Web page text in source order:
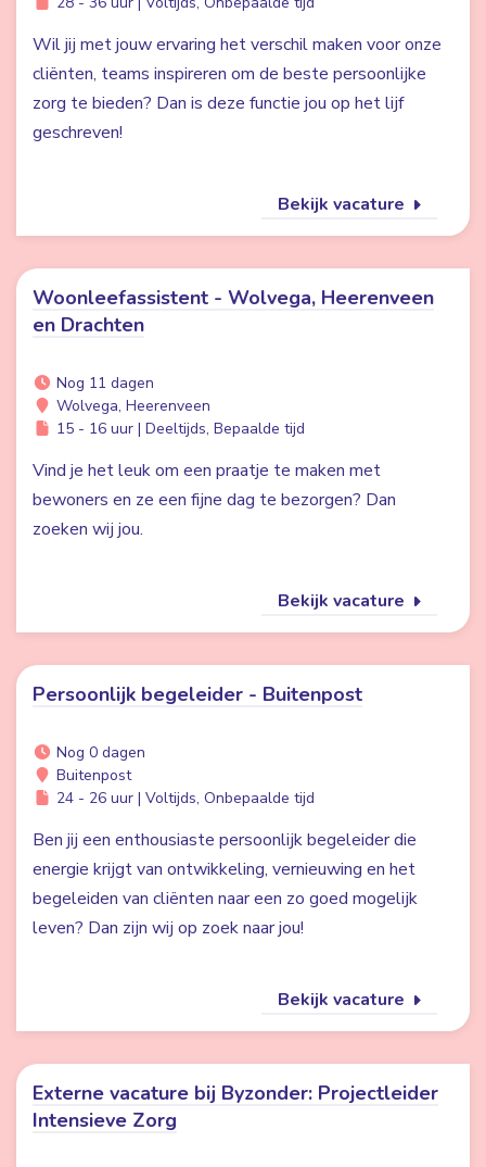
Wil jij met jouw ervaring het verschil maken voor onze
cliënten, teams inspireren om de beste persoonlijke
zorg te bieden? Dan is deze functie jou op het lijf
geschreven!
Bekijk vacature
Woonleefassistent - Wolvega, Heerenveen
en Drachten
Nog 11 dagen
Wolvega, Heerenveen
15 - 16 uur | Deeltijds, Bepaalde tijd
Vind je het leuk om een praatje te maken met
bewoners en ze een fijne dag te bezorgen? Dan
zoeken wij jou.
Bekijk vacature
Persoonlijk begeleider - Buitenpost
Nog 0 dagen
Buitenpost
24 - 26 uur | Voltijds, Onbepaalde tijd
Ben jij een enthousiaste persoonlijk begeleider die
energie krijgt van ontwikkeling, vernieuwing en het
begeleiden van cliënten naar een zo goed mogelijk
leven? Dan zijn wij op zoek naar jou!
Bekijk vacature
Externe vacature bij Byzonder: Projectleider
Intensieve Zorg